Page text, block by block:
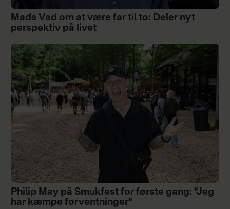
Mads Vad om at være far til to: Deler nyt
perspektiv på livet
Philip May på Smukfest for første gang: "Jeg
har kæmpe forventninger"